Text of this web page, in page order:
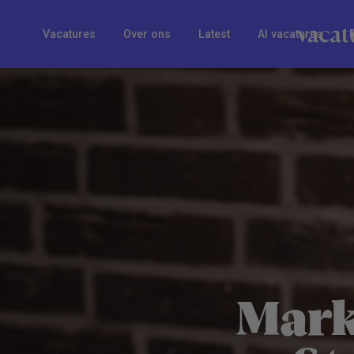
Vacatures Over ons Latest AI vacatures